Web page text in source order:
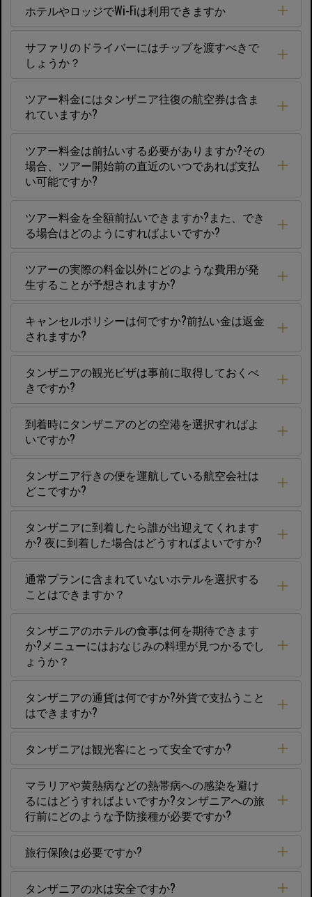
ホテルやロッジでWi-Fiは利用できますか
サファリのドライバーにはチップを渡すべきで
しょうか？
ツアー料金にはタンザニア往復の航空券は含ま
れていますか?
ツアー料金は前払いする必要がありますか?その
場合、ツアー開始前の直近のいつであれば支払
い可能ですか?
ツアー料金を全額前払いできますか?また、でき
る場合はどのようにすればよいですか?
ツアーの実際の料金以外にどのような費用が発
生することが予想されますか?
キャンセルポリシーは何ですか?前払い金は返金
されますか?
タンザニアの観光ビザは事前に取得しておくべ
きですか?
到着時にタンザニアのどの空港を選択すればよ
いですか?
タンザニア行きの便を運航している航空会社は
どこですか?
タンザニアに到着したら誰が出迎えてくれます
か? 夜に到着した場合はどうすればよいですか?
通常プランに含まれていないホテルを選択する
ことはできますか？
タンザニアのホテルの食事は何を期待できます
か?メニューにはおなじみの料理が見つかるでし
ょうか？
タンザニアの通貨は何ですか?外貨で支払うこと
はできますか?
タンザニアは観光客にとって安全ですか?
マラリアや黄熱病などの熱帯病への感染を避け
るにはどうすればよいですか?タンザニアへの旅
行前にどのような予防接種が必要ですか?
旅行保険は必要ですか?
タンザニアの水は安全ですか?